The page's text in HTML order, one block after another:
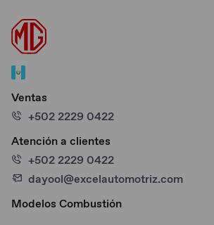
Ventas
+502 2229 0422
Atención a clientes
+502 2229 0422
dayool@excelautomotriz.com
Modelos Combustión